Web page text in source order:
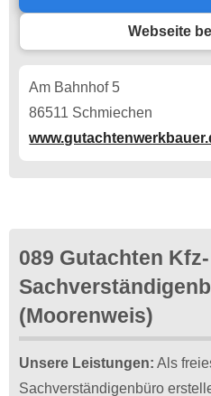
Webseite
Am Bahnhof 5
86511 Schmiechen
089 Gutachten Kfz-
(Moorenweis)
Unsere Leistungen: Als
Sachverständigenbüro